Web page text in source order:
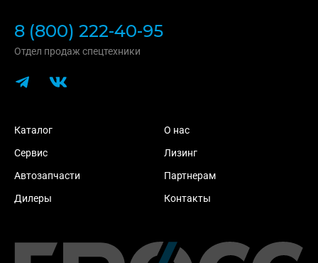
8 (800) 222-40-95
Отдел продаж спецтехники
Каталог
Сервис
Автозапчасти
Дилеры
О нас
Лизинг
Партнерам
Контакты